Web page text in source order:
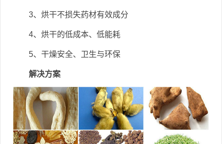
3、烘干不损失药材有效成分
4、烘干的低成本、低能耗
5、干燥安全、卫生与环保
解决方案